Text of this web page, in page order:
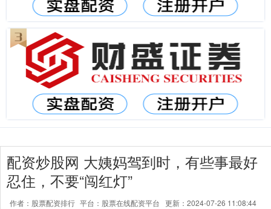
配资炒股网 大姨妈驾到时，有些事最好
忍住，不要“闯红灯”
作者：股票配资排行 平台：股票在线配资平台 更新：2024-07-26 11:08:44